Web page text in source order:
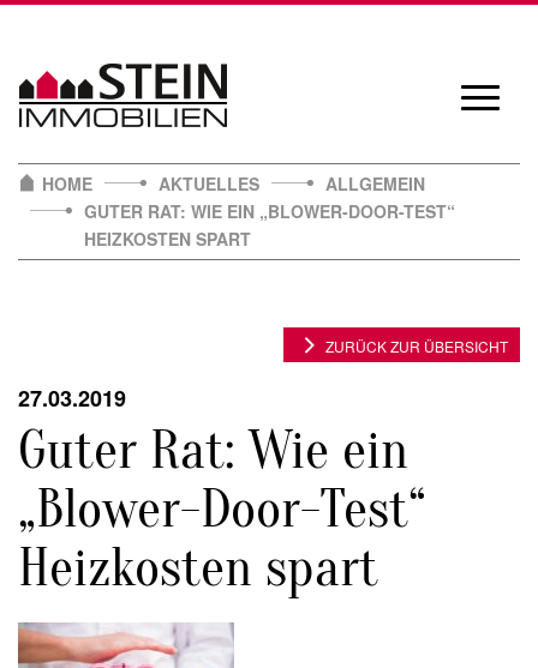
content
HOME
AKTUELLES
ALLGEMEIN
GUTER RAT: WIE EIN „BLOWER-DOOR-TEST“
HEIZKOSTEN SPART
27.03.2019
Guter Rat: Wie ein
„Blower-Door-Test“
Heizkosten spart
ZURÜCK ZUR ÜBERSICHT